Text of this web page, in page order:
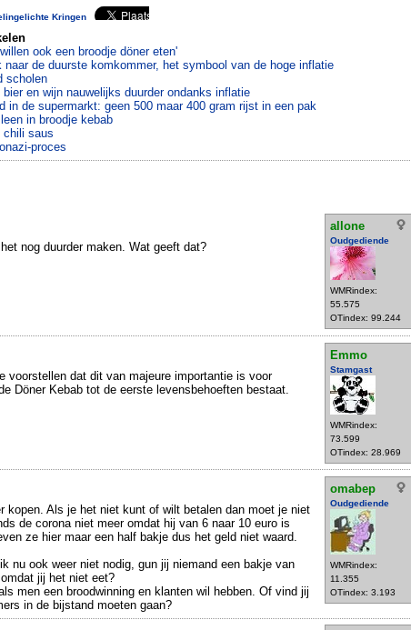
Kringen
ook een broodje döner eten'
naar de duurste komkommer, het symbool van de hoge inflatie
scholen
en wijn nauwelijks duurder ondanks inflatie
in de supermarkt: geen 500 maar 400 gram rijst in een pak
in broodje kebab
chili saus
proces
allone
Oudgediende
WMRindex:
55.575
OTindex: 99.244
nog duurder maken. Wat geeft dat?
Emmo
Stamgast
WMRindex:
73.599
OTindex: 28.969
voorstellen dat dit van majeure importantie is voor
Döner Kebab tot de eerste levensbehoeften bestaat.
omabep
Oudgediende
WMRindex:
11.355
OTindex: 3.193
kopen. Als je het niet kunt of wilt betalen dan moet je niet
de corona niet meer omdat hij van 6 naar 10 euro is
ze hier maar een half bakje dus het geld niet waard.
nu ook weer niet nodig, gun jij niemand een bakje van
jij het niet eet?
men een broodwinning en klanten wil hebben. Of vind jij
in de bijstand moeten gaan?